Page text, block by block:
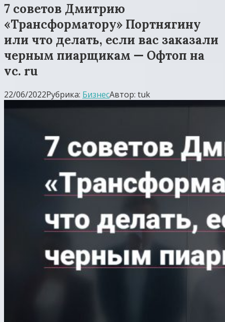
7 советов Дмитрию
«Трансформатору» Портнягину
или что делать, если вас заказали
черным пиарщикам — Офтоп на
vc. ru
22/06/2022Рубрика: БизнесАвтор: tuk